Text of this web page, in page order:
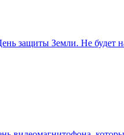
защиты Земли. Не будет